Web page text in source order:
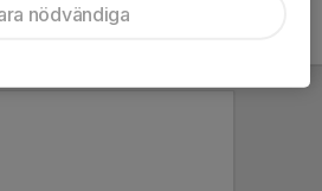
nödvändiga